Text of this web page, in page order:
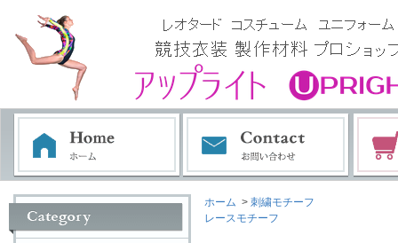
ホーム > 刺繍モチーフ
レースモチーフ